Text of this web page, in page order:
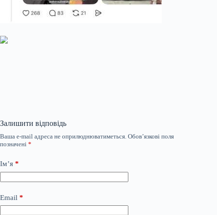
Залишити відповідь
Ваша e-mail адреса не оприлюднюватиметься. Обов’язкові поля
позначені *
Ім’я *
Email *